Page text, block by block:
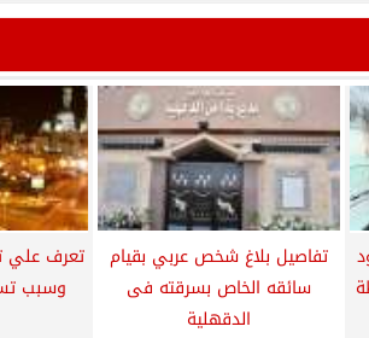
تفاصيل بلاغ شخص عربي بقيام
سائقه الخاص بسرقته فى
الدقهلية
تعرف علي
وسبب